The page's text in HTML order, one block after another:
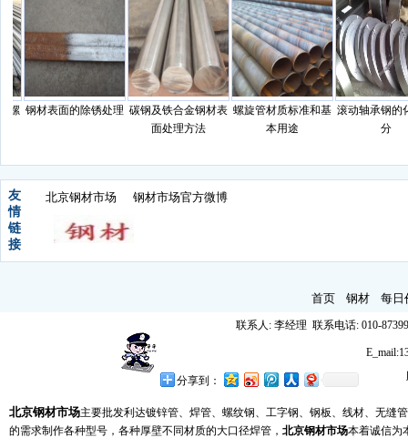
钢材表面的除锈处理 碳钢及铁合金钢材表
面处理方法
螺旋管材质标准和基
本用途
滚动轴承钢的化
分
友
情
链
接
北京钢材市场 钢材市场官方微博
首页 钢材 每日
联系人: 李经理 联系电话: 010-
分享到：
北京钢材市场主要批发利达镀锌管、焊管、螺纹钢、工字钢、钢板、线材、无缝
的需求制作各种型号，各种厚壁不同材质的大口径焊管， 北京钢材市场本着诚信为